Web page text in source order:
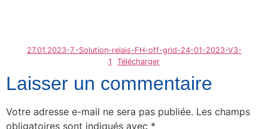
27.01.2023-7.-Solution-relais-FH-off-grid-24-01-2023-V3-
1
Télécharger
Laisser un commentaire
Votre adresse e-mail ne sera pas publiée. Les champs
obligatoires sont indiqués avec *